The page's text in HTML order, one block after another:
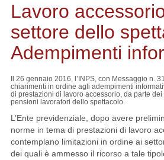
Lavoro
settore dello
Adempimenti
Il 26 gennaio 2016, l’INPS, con Messaggio n.
chiarimenti in ordine agli adempimenti
di prestazioni di lavoro accessorio, da parte
pensioni lavoratori dello spettacolo.
L’Ente previdenziale, dopo avere
norme in tema di prestazioni di lavoro
contemplano limitazioni in ordine ai
dei quali è ammesso il ricorso a tale